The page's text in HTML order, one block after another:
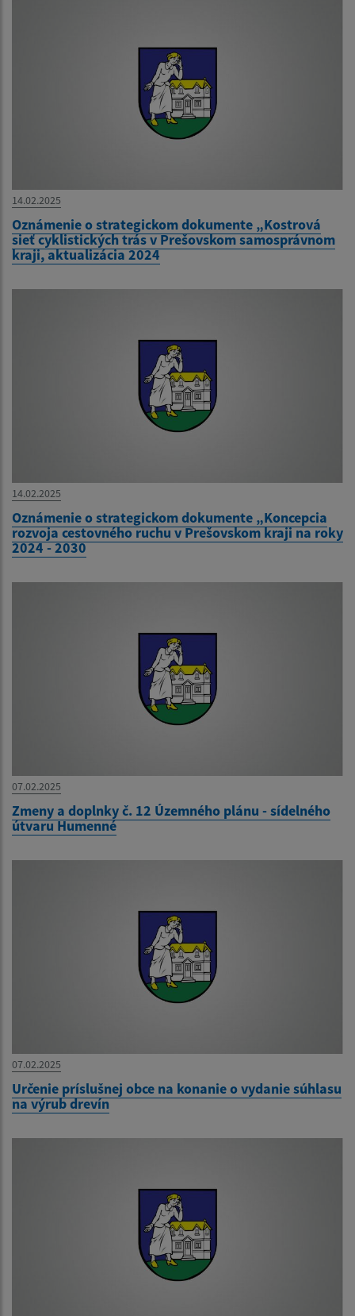
14.02.2025
Oznámenie o strategickom dokumente „Kostrová
sieť cyklistických trás v Prešovskom samosprávnom
kraji, aktualizácia 2024
14.02.2025
Oznámenie o strategickom dokumente „Koncepcia
rozvoja cestovného ruchu v Prešovskom kraji na roky
2024 - 2030
07.02.2025
Zmeny a doplnky č. 12 Územného plánu - sídelného
útvaru Humenné
07.02.2025
Určenie príslušnej obce na konanie o vydanie súhlasu
na výrub drevín